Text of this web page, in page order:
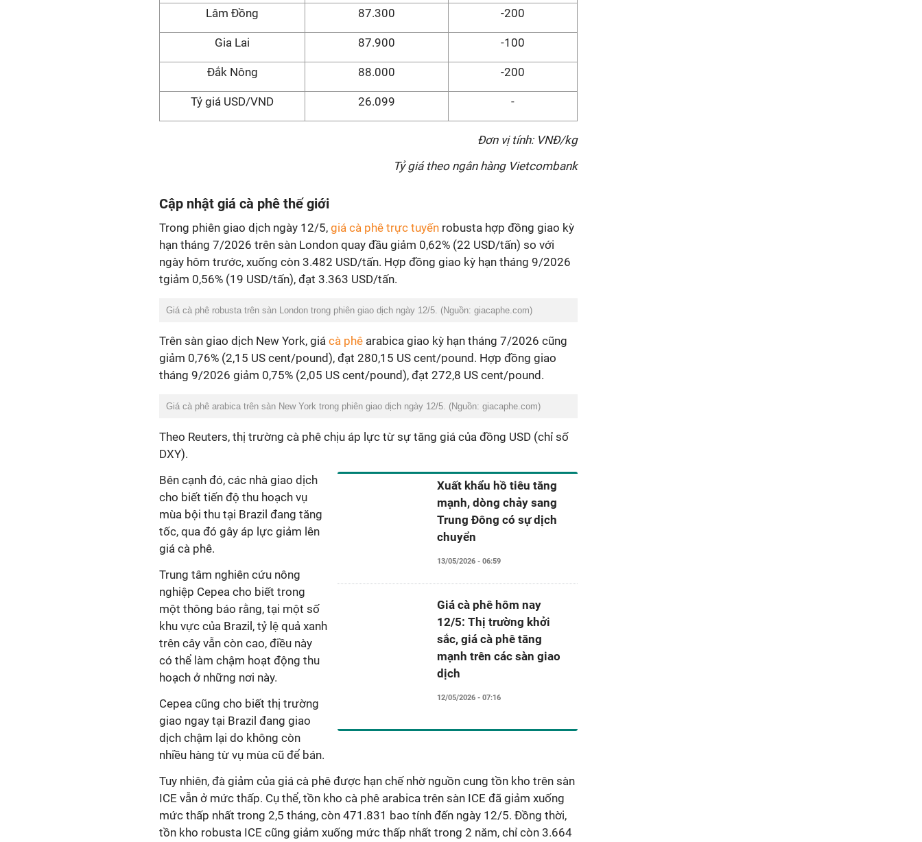
Lâm Đồng 87.300 -200
Gia Lai 87.900 -100
Đắk Nông 88.000 -200
Tỷ giá USD/VND 26.099 -
Đơn vị tính: VNĐ/kg
Tỷ giá theo ngân hàng Vietcombank
Cập nhật giá cà phê thế giới
Trong phiên giao dịch ngày 12/5, giá cà phê trực tuyến robusta hợp đồng giao kỳ
hạn tháng 7/2026 trên sàn London quay đầu giảm 0,62% (22 USD/tấn) so với
ngày hôm trước, xuống còn 3.482 USD/tấn. Hợp đồng giao kỳ hạn tháng 9/2026
tgiảm 0,56% (19 USD/tấn), đạt 3.363 USD/tấn.
Giá cà phê robusta trên sàn London trong phiên giao dịch ngày 12/5. (Nguồn: giacaphe.com)
Trên sàn giao dịch New York, giá cà phê arabica giao kỳ hạn tháng 7/2026 cũng
giảm 0,76% (2,15 US cent/pound), đạt 280,15 US cent/pound. Hợp đồng giao
tháng 9/2026 giảm 0,75% (2,05 US cent/pound), đạt 272,8 US cent/pound.
Giá cà phê arabica trên sàn New York trong phiên giao dịch ngày 12/5. (Nguồn: giacaphe.com)
Theo Reuters, thị trường cà phê chịu áp lực từ sự tăng giá của đồng USD (chỉ số
DXY).
Xuất khẩu hồ tiêu tăng
mạnh, dòng chảy sang
Trung Đông có sự dịch
chuyển
13/05/2026 - 06:59
Giá cà phê hôm nay
12/5: Thị trường khởi
sắc, giá cà phê tăng
mạnh trên các sàn giao
dịch
12/05/2026 - 07:16
Bên cạnh đó, các nhà giao dịch
cho biết tiến độ thu hoạch vụ
mùa bội thu tại Brazil đang tăng
tốc, qua đó gây áp lực giảm lên
giá cà phê.
Trung tâm nghiên cứu nông
nghiệp Cepea cho biết trong
một thông báo rằng, tại một số
khu vực của Brazil, tỷ lệ quả xanh
trên cây vẫn còn cao, điều này
có thể làm chậm hoạt động thu
hoạch ở những nơi này.
Cepea cũng cho biết thị trường
giao ngay tại Brazil đang giao
dịch chậm lại do không còn
nhiều hàng từ vụ mùa cũ để bán.
Tuy nhiên, đà giảm của giá cà phê được hạn chế nhờ nguồn cung tồn kho trên sàn
ICE vẫn ở mức thấp. Cụ thể, tồn kho cà phê arabica trên sàn ICE đã giảm xuống
mức thấp nhất trong 2,5 tháng, còn 471.831 bao tính đến ngày 12/5. Đồng thời,
tồn kho robusta ICE cũng giảm xuống mức thấp nhất trong 2 năm, chỉ còn 3.664